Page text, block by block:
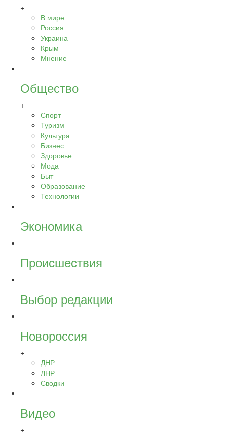
+
В мире
Россия
Украина
Крым
Мнение
Общество
+
Спорт
Туризм
Культура
Бизнес
Здоровье
Мода
Быт
Образование
Технологии
Экономика
Происшествия
Выбор редакции
Новороссия
+
ДНР
ЛНР
Сводки
Видео
+